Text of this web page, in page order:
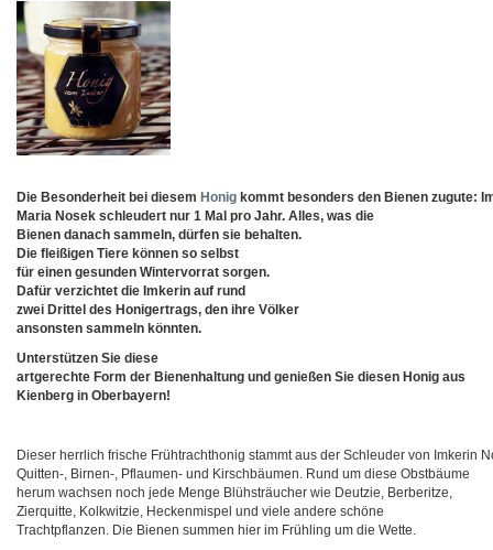
Die Besonderheit bei diesem Honig kommt besonders den Bienen zugute:
Maria Nosek schleudert nur 1 Mal pro Jahr. Alles, was die
Bienen danach sammeln, dürfen sie behalten.
Die fleißigen Tiere können so selbst
für einen gesunden Wintervorrat sorgen.
Dafür verzichtet die Imkerin auf rund
zwei Drittel des Honigertrags, den ihre Völker
ansonsten sammeln könnten.
Unterstützen Sie diese
artgerechte Form der Bienenhaltung und genießen Sie diesen Honig aus
Kienberg in Oberbayern!
Dieser herrlich frische Frühtrachthonig stammt aus der Schleuder von Imkerin
Quitten-, Birnen-, Pflaumen- und Kirschbäumen. Rund um diese Obstbäume
herum wachsen noch jede Menge Blühsträucher wie Deutzie, Berberitze,
Zierquitte, Kolkwitzie, Heckenmispel und viele andere schöne
Trachtpflanzen. Die Bienen summen hier im Frühling um die Wette.